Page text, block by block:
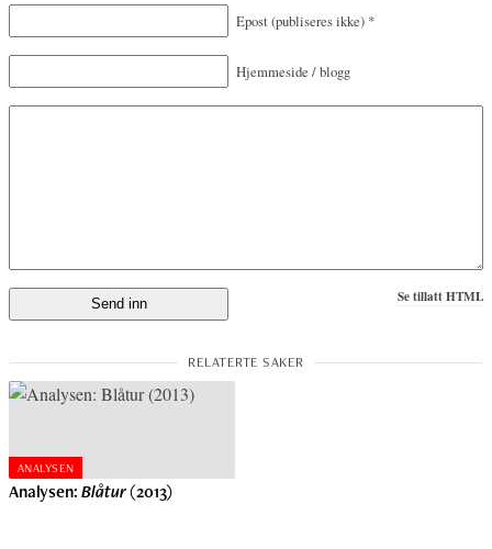
Epost(publiseres ikke) *
Hjemmeside / blogg
Se tillatt HTML
ANALYSEN
Analysen: Blåtur(2013)